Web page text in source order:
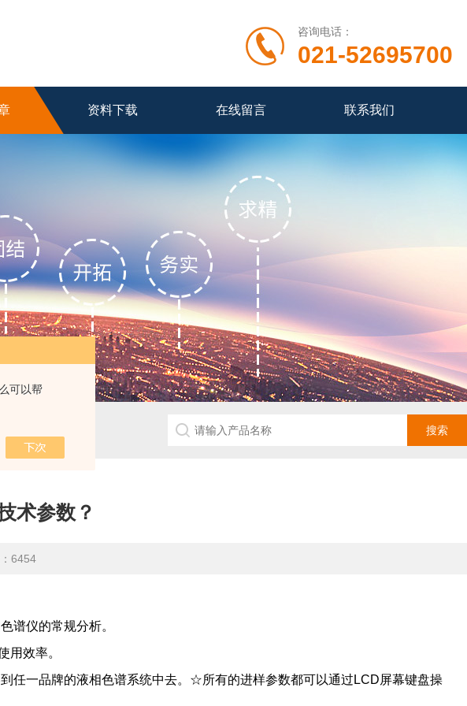
可以帮
咨询电话：
021-52695700
资料下载 在线留言 联系我们
术参数？
6454
谱仪的常规分析。
用效率。
任一品牌的液相色谱系统中去。☆所有的进样参数都可以通过LCD屏幕键盘操